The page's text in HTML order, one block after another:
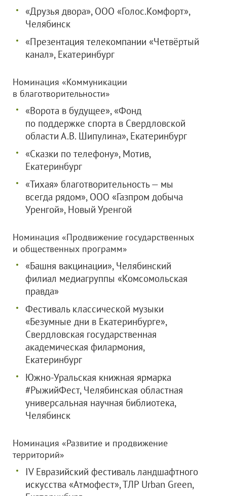
«Друзья двора», ООО «Голос.Комфорт»,
Челябинск
«Презентация телекомпании «Четвёртый
канал», Екатеринбург
Номинация «Коммуникации
в благотворительности»
«Ворота в будущее», «Фонд
по поддержке спорта в Свердловской
области А.В. Шипулина», Екатеринбург
«Сказки по телефону», Мотив,
Екатеринбург
«Тихая» благотворительность — мы
всегда рядом», ООО «Газпром добыча
Уренгой», Новый Уренгой
Номинация «Продвижение государственных
и общественных программ»
«Башня вакцинации», Челябинский
филиал медиагруппы «Комсомольская
правда»
Фестиваль классической музыки
«Безумные дни в Екатеринбурге»,
Свердловская государственная
академическая филармония,
Екатеринбург
Южно-Уральская книжная ярмарка
#РыжийФест, Челябинская областная
универсальная научная библиотека,
Челябинск
Номинация «Развитие и продвижение
территорий»
IV Евразийский фестиваль ландшафтного
искусства «Атмофест», ТЛР Urban Green,